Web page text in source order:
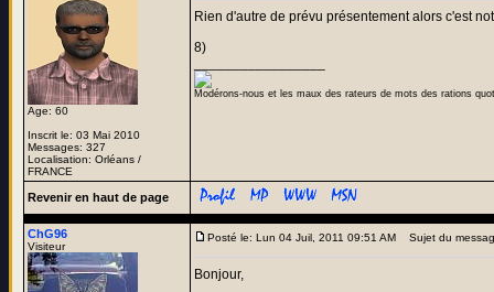
Age: 60
Inscrit le: 03 Mai 2010
Messages: 327
Localisation: Orléans /
FRANCE
Rien d'autre de prévu présentement alors c'est
8)
Modérons-nous et les maux des rateurs de mots des rations
Revenir en haut de page
ChG96
Visiteur
Posté le: Lun 04 Juil, 2011 09:51 AM Sujet du
Bonjour,